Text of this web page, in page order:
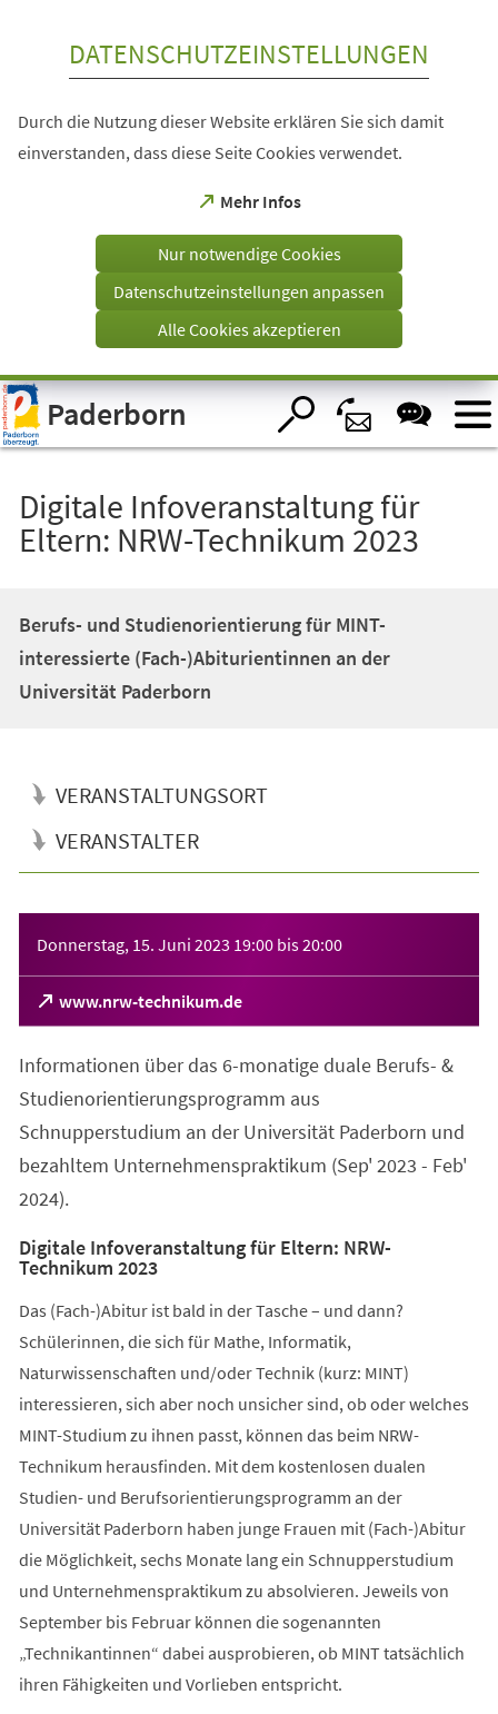
Visuelle
Assistenzsoftware
öffnen.
DATENSCHUTZEINSTELLUNGEN
Durch die Nutzung dieser Website erklären Sie sich damit
einverstanden, dass diese Seite Cookies verwendet.
Mehr Infos
(Öffnet
einem
Tab)
Nur notwendige Cookies
Datenschutzeinstellungen anpassen
Alle Cookies akzeptieren
Paderborn
Digitale Infoveranstaltung für
Eltern: NRW-Technikum 2023
Berufs- und Studienorientierung für MINT-
interessierte (Fach-)Abiturientinnen an der
Universität Paderborn
VERANSTALTUNGSORT
VERANSTALTER
Donnerstag, 15. Juni 2023 19:00 bis20:00
www.nrw-technikum.de
(Öffnet
in
neuen
Tab)
Informationen über das 6-monatige duale Berufs- &
Studienorientierungsprogramm aus
Schnupperstudium an der Universität Paderborn und
bezahltem Unternehmenspraktikum (Sep' 2023 - Feb'
2024).
Digitale Infoveranstaltung für Eltern: NRW-
Technikum 2023
Das (Fach-)Abitur ist bald in der Tasche – und dann?
Schülerinnen, die sich für Mathe, Informatik,
Naturwissenschaften und/oder Technik (kurz: MINT)
interessieren, sich aber noch unsicher sind, ob oder welches
MINT-Studium zu ihnen passt, können das beim NRW-
Technikum herausfinden. Mit dem kostenlosen dualen
Studien- und Berufsorientierungsprogramm an der
Universität Paderborn haben junge Frauen mit (Fach-)Abitur
die Möglichkeit, sechs Monate lang ein Schnupperstudium
und Unternehmenspraktikum zu absolvieren. Jeweils von
September bis Februar können die sogenannten
„Technikantinnen“ dabei ausprobieren, ob MINT tatsächlich
ihren Fähigkeiten und Vorlieben entspricht.